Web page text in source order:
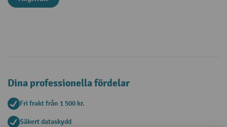
Dina professionella fördelar
Fri frakt från 1 500 kr.
Säkert dataskydd